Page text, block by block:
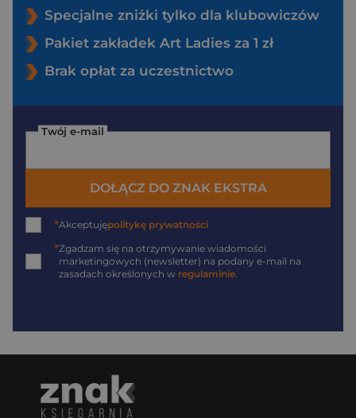
Specjalne zniżki tylko dla klubowiczów
Pakiet zakładek Art Ladies za 1 zł
Brak opłat za uczestnictwo
Twój e-mail
DOŁĄCZ DO ZNAK EKSTRA
*Akceptujępolitykę prywatności
*Zgadzam się na otrzymywanie wiadomości
marketingowych (newsletter) na podany e-mail na
zasadach określonych w regulaminie.